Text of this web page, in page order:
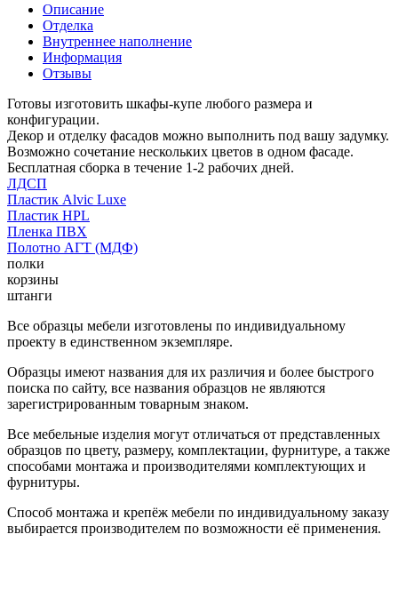
Описание
Отделка
Внутреннее наполнение
Информация
Отзывы
Готовы изготовить шкафы-купе любого размера и
конфигурации.
Декор и отделку фасадов можно выполнить под вашу задумку.
Возможно сочетание нескольких цветов в одном фасаде.
Бесплатная сборка в течение 1-2 рабочих дней.
ЛДСП
Пластик Alvic Luxe
Пластик HPL
Пленка ПВХ
Полотно АГТ (МДФ)
полки
корзины
штанги
Все образцы мебели изготовлены по индивидуальному
проекту в единственном экземпляре.
Образцы имеют названия для их различия и более быстрого
поиска по сайту, все названия образцов не являются
зарегистрированным товарным знаком.
Все мебельные изделия могут отличаться от представленных
образцов по цвету, размеру, комплектации, фурнитуре, а также
способами монтажа и производителями комплектующих и
фурнитуры.
Способ монтажа и крепёж мебели по индивидуальному заказу
выбирается производителем по возможности её применения.